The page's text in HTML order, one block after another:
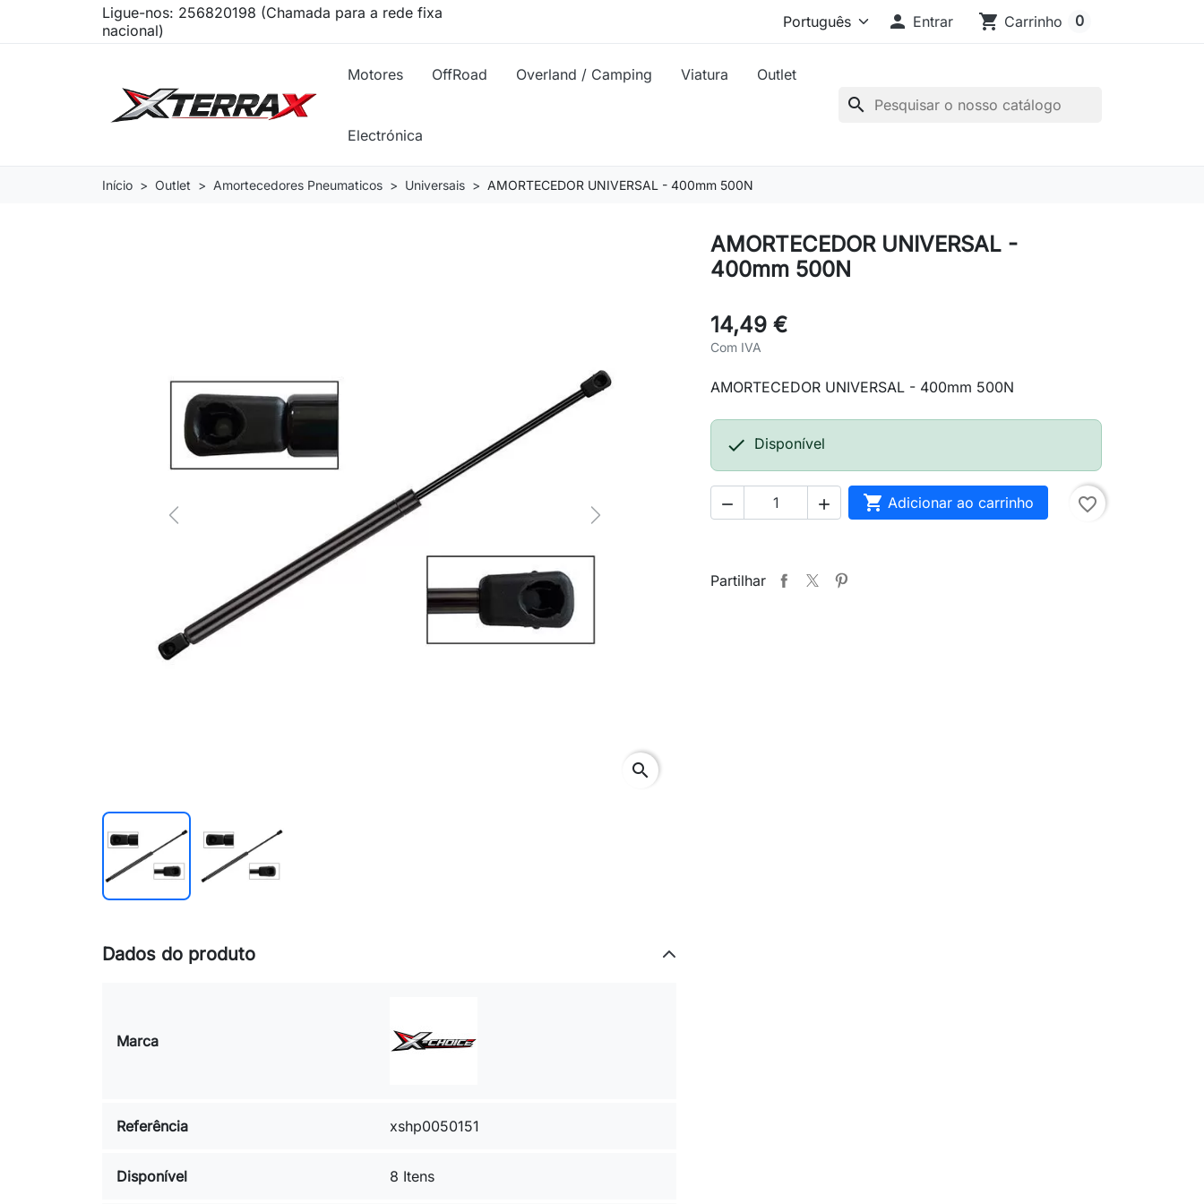
Ligue-nos: 256820198 (Chamada para a rede fixa
nacional)
 Entrar shopping_cart Carrinho 0
Motores OffRoad Overland / Camping Viatura Outlet
Electrónica
search
Início Outlet Amortecedores Pneumaticos Universais AMORTECEDOR UNIVERSAL - 400mm 500N
Previous Next
search
AMORTECEDOR UNIVERSAL -
400mm 500N
14,49 €
Com IVA
AMORTECEDOR UNIVERSAL - 400mm 500N
 Disponível
   Adicionar ao carrinho favorite_border
Partilhar
Dados do produto
Marca
Referência xshp0050151
Disponível 8 Itens